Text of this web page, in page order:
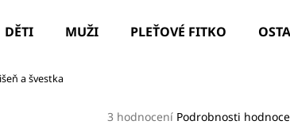
DĚTI MUŽI PLEŤOVÉ FITKO
a švestka
Průměrné
3 hodnocení Podrobnosti
najít?